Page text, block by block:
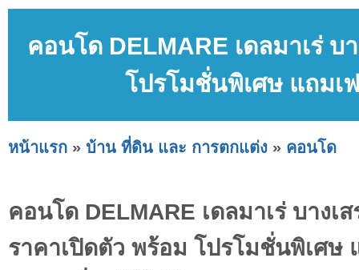
คอนโด DELMARE เดลมาเร่
โปรโมชั่นพิเศษ แถมเ
หน้าแรก » บ้าน ที่ดิน และ การตกแต่ง » คอนโด
คอนโด DELMARE เดลมาเร่ บางเ
ราคาเปิดตัว พร้อม โปรโมชั่นพิเศษ